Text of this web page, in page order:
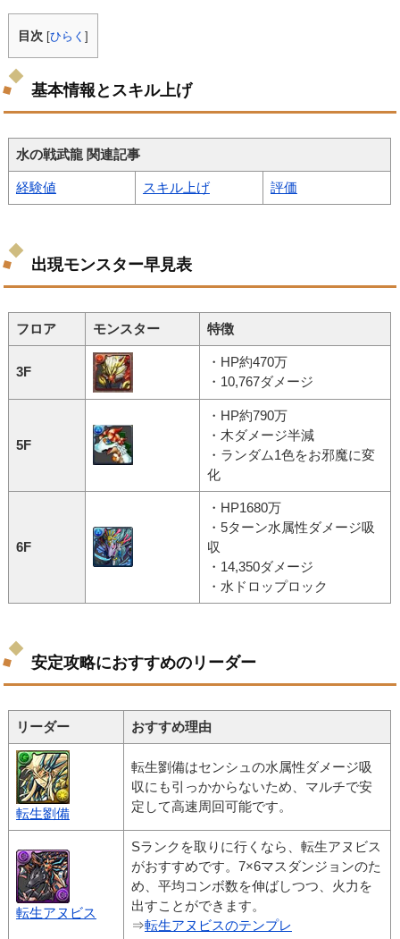
目次 [ひらく]
基本情報とスキル上げ
水の戦武龍 関連記事
経験値 スキル上げ 評価
出現モンスター早見表
フロア モンスター 特徴
3F
・HP約470万
・10,767ダメージ
5F
・HP約790万
・木ダメージ半減
・ランダム1色をお邪魔に変
化
6F
・HP1680万
・5ターン水属性ダメージ吸
収
・14,350ダメージ
・水ドロップロック
安定攻略におすすめのリーダー
リーダー おすすめ理由
転生劉備
転生劉備はセンシュの水属性ダメージ吸
収にも引っかからないため、マルチで安
定して高速周回可能です。
転生アヌビス
Sランクを取りに行くなら、転生アヌビス
がおすすめです。7×6マスダンジョンのた
め、平均コンボ数を伸ばしつつ、火力を
出すことができます。
⇒転生アヌビスのテンプレ